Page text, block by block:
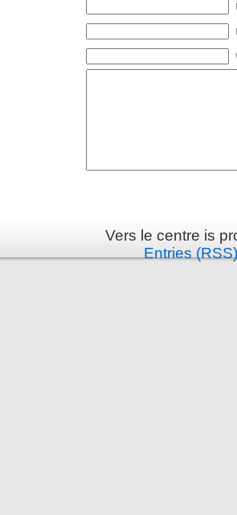
Vers le centre is
Entries (RSS)